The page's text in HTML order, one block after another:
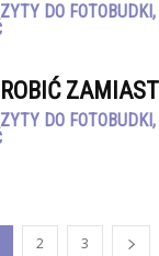
DO
DO
2 3